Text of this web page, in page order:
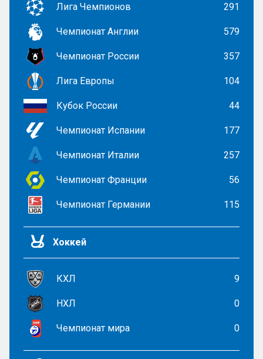
Лига Чемпионов 291
Чемпионат Англии 579
Чемпионат России 357
Лига Европы 104
Кубок России 44
Чемпионат Испании 177
Чемпионат Италии 257
Чемпионат Франции 56
Чемпионат Германии 115
Хоккей
КХЛ 9
НХЛ 0
Чемпионат мира 0